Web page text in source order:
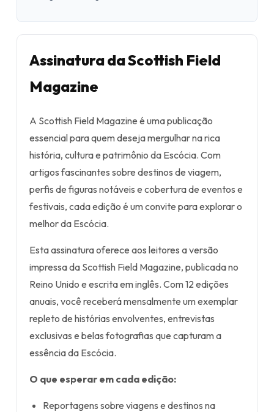
Assinatura da Scottish Field
Magazine
A Scottish Field Magazine é uma publicação
essencial para quem deseja mergulhar na rica
história, cultura e patrimônio da Escócia. Com
artigos fascinantes sobre destinos de viagem,
perfis de figuras notáveis e cobertura de eventos e
festivais, cada edição é um convite para explorar o
melhor da Escócia.
Esta assinatura oferece aos leitores a versão
impressa da Scottish Field Magazine, publicada no
Reino Unido e escrita em inglês. Com 12 edições
anuais, você receberá mensalmente um exemplar
repleto de histórias envolventes, entrevistas
exclusivas e belas fotografias que capturam a
essência da Escócia.
O que esperar em cada edição:
Reportagens sobre viagens e destinos na